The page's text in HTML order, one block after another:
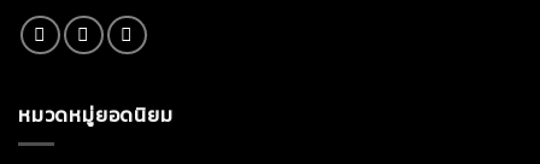
หมวดหมู่ยอดนิยม